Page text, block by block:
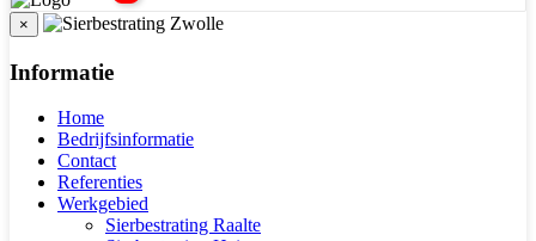
×
Informatie
Home
Bedrijfsinformatie
Contact
Referenties
Werkgebied
Sierbestrating Raalte